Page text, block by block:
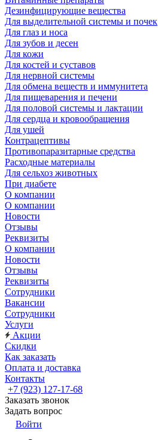
Дезинфицирующие вещества
Для выделительной системы и почек
Для глаз и носа
Для зубов и десен
Для кожи
Для костей и суставов
Для нервной системы
Для обмена веществ и иммунитета
Для пищеварения и печени
Для половой системы и лактации
Для сердца и кровообращения
Для ушей
Контрацептивы
Противопаразитарные средства
Расходные материалы
Для сельхоз животных
При диабете
О компании
О компании
Новости
Отзывы
Реквизиты
О компании
Новости
Отзывы
Реквизиты
Сотрудники
Вакансии
Сотрудники
Услуги
Акции
Скидки
Как заказать
Оплата и доставка
Контакты
+7 (923) 127-17-68
Заказать звонок
Задать вопрос
Войти